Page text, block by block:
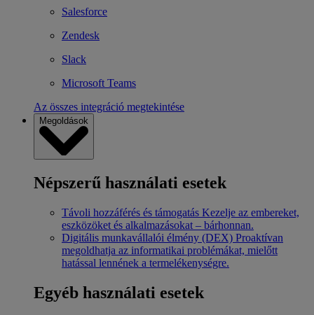
Salesforce
Zendesk
Slack
Microsoft Teams
Az összes integráció megtekintése
Megoldások
Népszerű használati esetek
Távoli hozzáférés és támogatás Kezelje az embereket,
eszközöket és alkalmazásokat – bárhonnan.
Digitális munkavállalói élmény (DEX) Proaktívan
megoldhatja az informatikai problémákat, mielőtt
hatással lennének a termelékenységre.
Egyéb használati esetek